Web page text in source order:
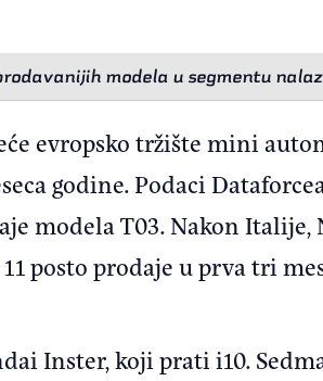
modela u segmentu
evropsko tržište mini
godine. Podaci
modela T03. Nakon Italije,
posto prodaje u prva tri
Inster, koji prati i10.